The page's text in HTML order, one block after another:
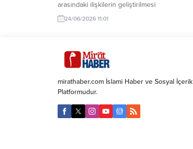
arasındaki ilişkilerin geliştirilmesi
hedefleniyor.
24/06/2026 11:01
mirathaber.com İslami Haber ve Sosyal İçerik
Platformudur.